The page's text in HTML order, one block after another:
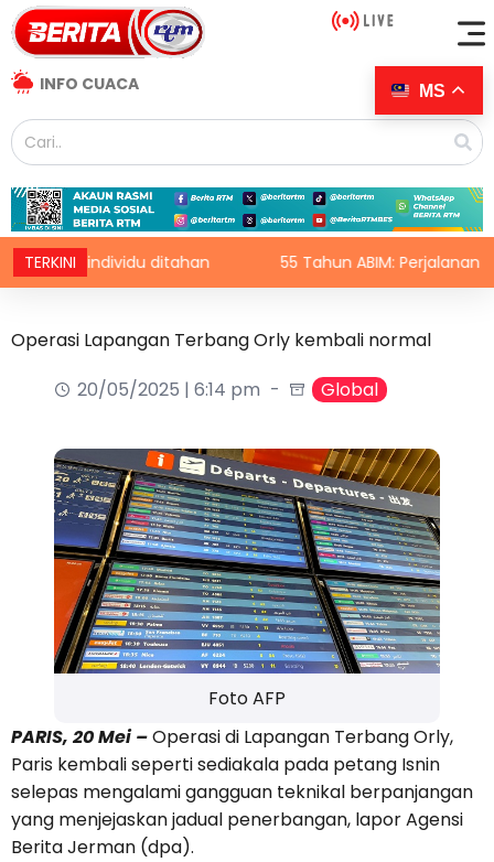
INFO CUACA
TERKINI
individu ditahan 55 Tahun ABIM: Perjalanan
Operasi Lapangan Terbang Orly kembali normal
20/05/2025 | 6:14 pm
Global
Foto AFP
PARIS, 20 Mei –Operasi di Lapangan Terbang Orly,
Paris kembali seperti sediakala pada petang Isnin
selepas mengalami gangguan teknikal berpanjangan
yang menjejaskan jadual penerbangan, lapor Agensi
Berita Jerman (dpa).
MS